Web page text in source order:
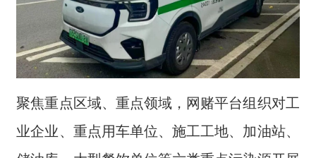
聚焦重点区域、重点领域，网赌平台组织对工
业企业、重点用车单位、施工工地、加油站、